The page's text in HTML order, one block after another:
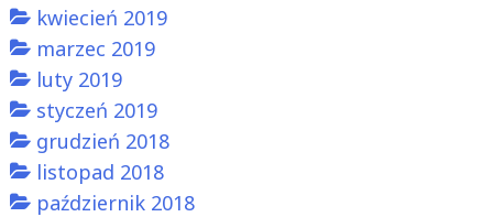
kwiecień 2019
marzec 2019
luty 2019
styczeń 2019
grudzień 2018
listopad 2018
październik 2018